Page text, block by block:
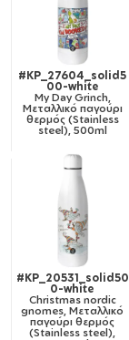
#KP_27604_solid5
00-white
My Day Grinch,
Μεταλλικό παγούρι
θερμός (Stainless
steel), 500ml
#KP_20531_solid50
0-white
Christmas nordic
gnomes, Μεταλλικό
παγούρι θερμός
(Stainless steel),